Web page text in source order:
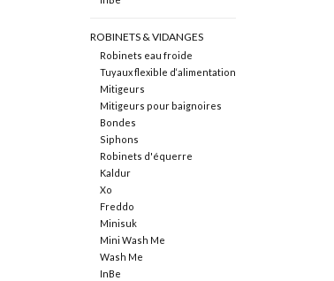
ROBINETS & VIDANGES
Robinets eau froide
Tuyaux flexible d‘alimentation
Mitigeurs
Mitigeurs pour baignoires
Bondes
Siphons
Robinets d'équerre
Kaldur
Xo
Freddo
Minisuk
Mini Wash Me
Wash Me
InBe